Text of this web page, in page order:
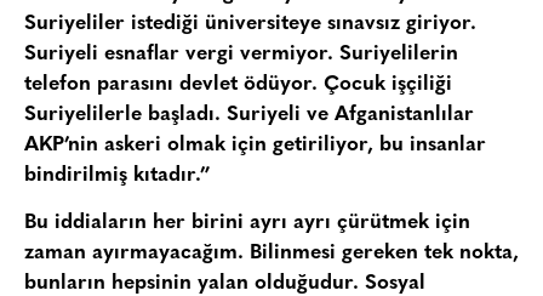
Suriyeliler istediği üniversiteye sınavsız giriyor.
Suriyeli esnaflar vergi vermiyor. Suriyelilerin
telefon parasını devlet ödüyor. Çocuk işçiliği
Suriyelilerle başladı. Suriyeli ve Afganistanlılar
AKP’nin askeri olmak için getiriliyor, bu insanlar
bindirilmiş kıtadır.”
Bu iddiaların her birini ayrı ayrı çürütmek için
zaman ayırmayacağım. Bilinmesi gereken tek nokta,
bunların hepsinin yalan olduğudur. Sosyal